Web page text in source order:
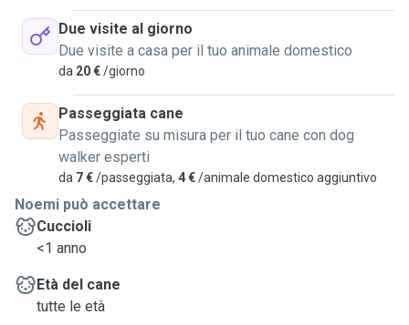
Due visite al giorno
Due visite a casa per il tuo animale domestico
da 20 €/giorno
Passeggiata cane
Passeggiate su misura per il tuo cane con dog
walker esperti
da 7 €/passeggiata, 4 €/animale domestico aggiuntivo
Noemi può accettare
Cuccioli
<1 anno
Età del cane
tutte le età